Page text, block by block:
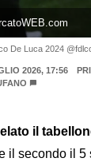
De Luca 2024
2026, 17:56
il
il secondo il